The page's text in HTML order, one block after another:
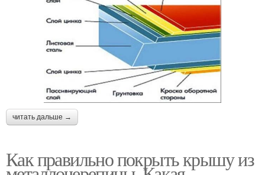
читать дальше →
Как правильно покрыть крышу из